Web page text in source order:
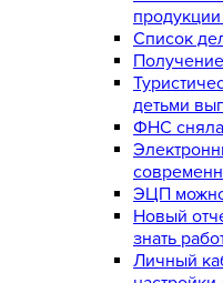
Список
детьми
ФНС
ЭЦП можно
Новый
знать
Личный